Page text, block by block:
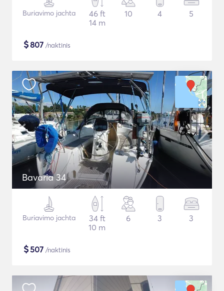
Buriavimo jachta
46 ft
14 m
10 4 5
$807 /naktinis
Bavaria 34
Buriavimo jachta
34 ft
10 m
6 3 3
$507 /naktinis